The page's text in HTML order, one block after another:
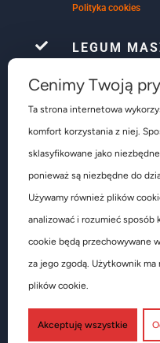
Polityka cookies
 LEGUM
kompleksowym
głównie urządzenia
dostawczych
Designed
Cenimy Twoją
Ta strona internetowa
komfort korzystania z niej.
sklasyfikowane jako
ponieważ są niezbędne do
Używamy również plików
analizować i rozumieć sposób
cookie będą przechowywane
za jego zgodą. Użytkownik
plików cookie.
Akceptuję wszystkie